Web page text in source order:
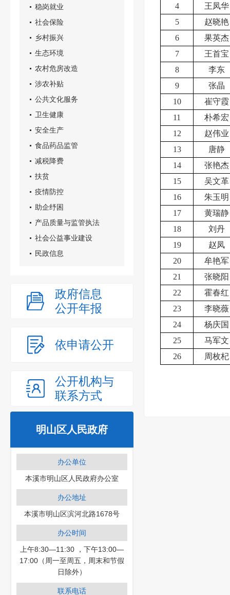
稳岗就业
社会保险
乡村振兴
生态环境
农村危房改造
涉农补贴
公共文化服务
卫生健康
安全生产
食品药品监管
减税降费
扶贫
疫情防控
助企纾困
产品质量与监管执法
社会公益事业建设
民政信息
政府信息
公开年报
依申请公开
公开机构与
联系方式
明山区人民政府
办公单位
本溪市明山区人民政府办公室
办公地址
本溪市明山区滨河北路1678号
办公时间
上午8:30—11:30 ，下午13:00—
17:00（周一至周五，周末和节假
日除外）
联系电话
4
王凤华
5
赵晓艳
6
果英杰
7
王首宝
8
李东
9
张晶
10
崔守霞
11
朴希宏
12
赵伟业
13
唐静
14
张艳杰
15
吴文革
16
朱玉明
17
黄瑞静
18
刘丹
19
赵凤
20
牟艳军
21
张晓阳
22
霍春红
23
李晓薇
24
杨庆国
25
马军文
26
周枚杞